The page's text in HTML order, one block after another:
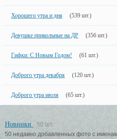
Хорошего утра и дня (539 шт.)
Девушке прикольные на ДР (356 шт.)
Гифки: С Новым Годом! (61 шт.)
Доброго утра декабря (120 шт.)
Доброго утра июля (65 шт.)
Новинки
50 шт.
50 недавно добавленных фото с